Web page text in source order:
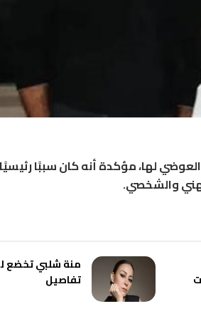
لها، مؤكدة أنه كان سببًا
والشخصي.
منة شلبي تخضع
تفاصيل